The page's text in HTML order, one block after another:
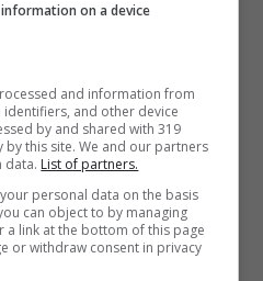
on a device
and information from
and other device
by and shared with 319
this site. We and our partners
data. List of partners.
personal data on the basis
can object to by managing
link at the bottom of this page
or withdraw consent in privacy